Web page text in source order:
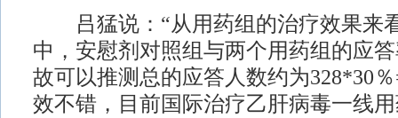
吕猛说：“从用药组的治疗效果来
中，安慰剂对照组与两个用药组的应
故可以推测总的应答人数约为328*30
效不错，目前国际治疗乙肝病毒一线